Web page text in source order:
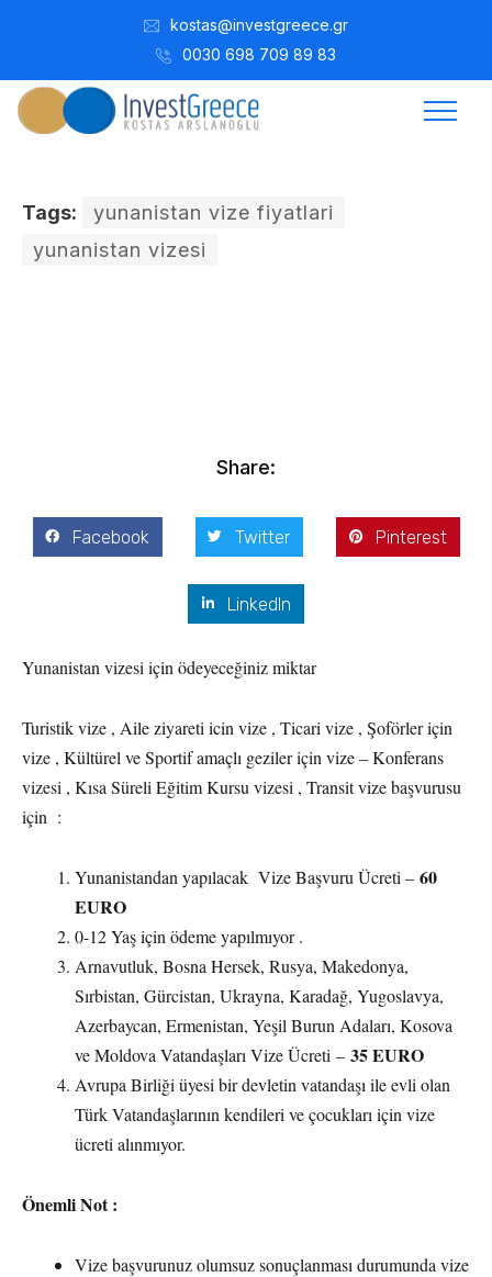
kostas@investgreece.gr
0030 698 709 89 83
Tags:
yunanistan vize fiyatlari
yunanistan vizesi
Share:
Facebook Twitter Pinterest
LinkedIn
Yunanistan vizesi için ödeyeceğiniz miktar
Turistik vize , Aile ziyareti icin vize , Ticari vize , Şoförler için
vize , Kültürel ve Sportif amaçlı geziler için vize – Konferans
vizesi , Kısa Süreli Eğitim Kursu vizesi , Transit vize başvurusu
için :
Yunanistandan yapılacak Vize Başvuru Ücreti – 60
EURO
0-12 Yaş için ödeme yapılmıyor .
Arnavutluk, Bosna Hersek, Rusya, Makedonya,
Sırbistan, Gürcistan, Ukrayna, Karadağ, Yugoslavya,
Azerbaycan, Ermenistan, Yeşil Burun Adaları, Kosova
ve Moldova Vatandaşları Vize Ücreti – 35 EURO
Avrupa Birliği üyesi bir devletin vatandaşı ile evli olan
Türk Vatandaşlarının kendileri ve çocukları için vize
ücreti alınmıyor.
Önemli Not :
Vize başvurunuz olumsuz sonuçlanması durumunda vize